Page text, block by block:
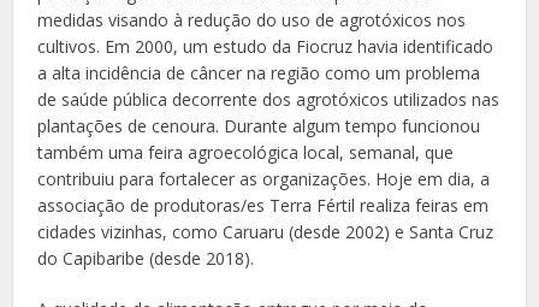
medidas visando à redução do uso de agrotóxicos nos
cultivos. Em 2000, um estudo da Fiocruz havia identificado
a alta incidência de câncer na região como um problema
de saúde pública decorrente dos agrotóxicos utilizados nas
plantações de cenoura. Durante algum tempo funcionou
também uma feira agroecológica local, semanal, que
contribuiu para fortalecer as organizações. Hoje em dia, a
associação de produtoras/es Terra Fértil realiza feiras em
cidades vizinhas, como Caruaru (desde 2002) e Santa Cruz
do Capibaribe (desde 2018).